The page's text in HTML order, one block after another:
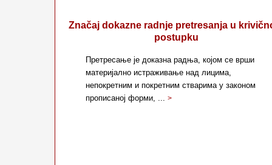
Značaj dokazne radnje pretresanja u
postupku
Претресање је доказна радња, којом се врши
материјално истраживање над лицима,
непокретним и покретним стварима у законом
прописаној форми, ... >